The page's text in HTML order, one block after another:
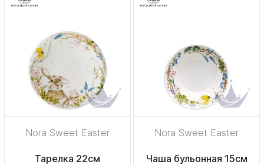
Nora Sweet Easter
Тарелка 22см
Nora Sweet Easter
Чаша бульонная 15см